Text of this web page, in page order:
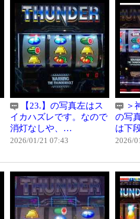
【23.】の写真左はス
イカハズレです。なので
消灯なしや、…
2026/01/21 07:43
＞
の写
は下
2026/